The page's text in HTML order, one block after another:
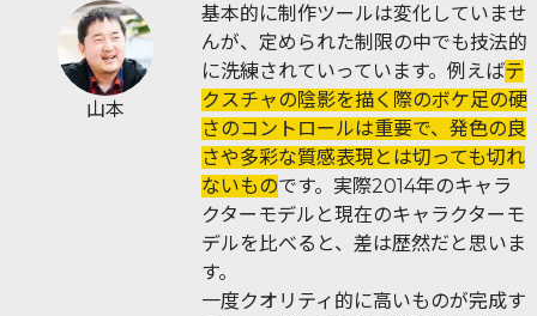
山本
基本的に制作ツールは変化していませ
んが、定められた制限の中でも技法的
に洗練されていっています。例えばテ
クスチャの陰影を描く際のボケ足の硬
さのコントロールは重要で、発色の良
さや多彩な質感表現とは切っても切れ
ないものです。実際2014年のキャラ
クターモデルと現在のキャラクターモ
デルを比べると、差は歴然だと思いま
す。
一度クオリティ的に高いものが完成す